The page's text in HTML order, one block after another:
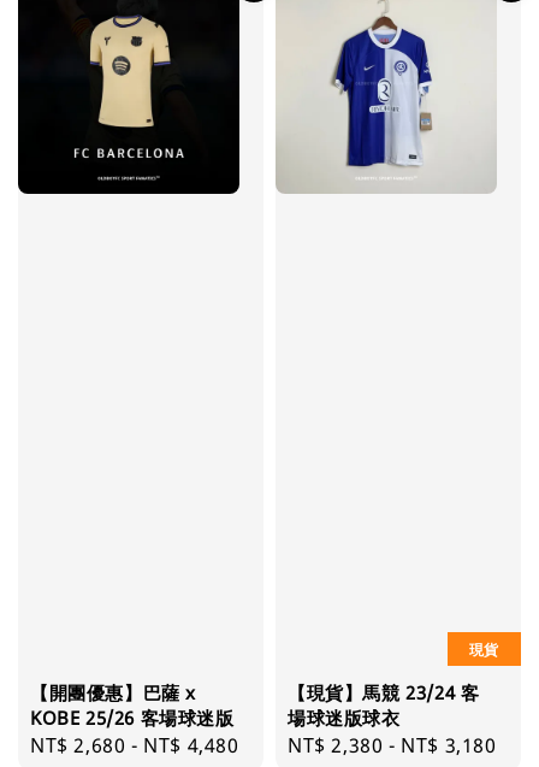
【開團優惠】巴薩 x
KOBE 25/26 客場球迷版
Regular
NT$ 2,680 - NT$ 4,480
現貨
【現貨】馬競 23/24 客
場球迷版球衣
Regular
NT$ 2,380 - NT$ 3,180